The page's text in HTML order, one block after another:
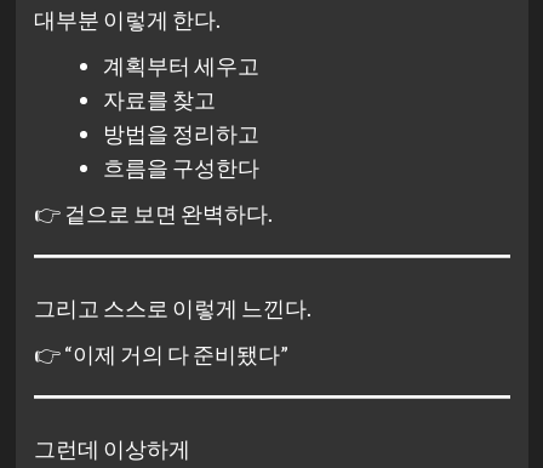
대부분 이렇게 한다.
계획부터 세우고
자료를 찾고
방법을 정리하고
흐름을 구성한다
👉 겉으로 보면 완벽하다.
그리고 스스로 이렇게 느낀다.
👉 “이제 거의 다 준비됐다”
그런데 이상하게